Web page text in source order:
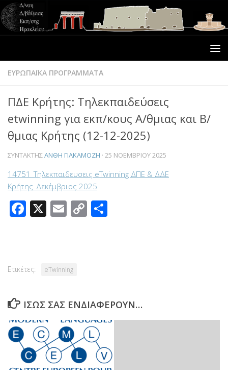
ΕΥΡΩΠΑΪΚΑ ΠΡΟΓΡΑΜΜΑΤΑ
ΠΔΕ Κρήτης: Τηλεκπαιδεύσεις
etwinning για εκπ/κους Α/θμιας και Β/
θμιας Κρήτης (12-12-2025)
ΣΥΝΤΆΚΤΗΣΑΝΘΗ ΓΙΑΚΑΜΟΖΗ · 25 ΝΟΕΜΒΡΊΟΥ 2025
14751_Τηλεκπαιδευσεις eTwinning ΔΠΕ & ΔΔΕ
Κρήτης_Δεκέμβριος 2025
Facebook
X Email
Copy
Ετικέτες: eTwinning
ΊΣΩΣ ΣΑΣ ΕΝΔΙΑΦΈΡΟΥΝ…